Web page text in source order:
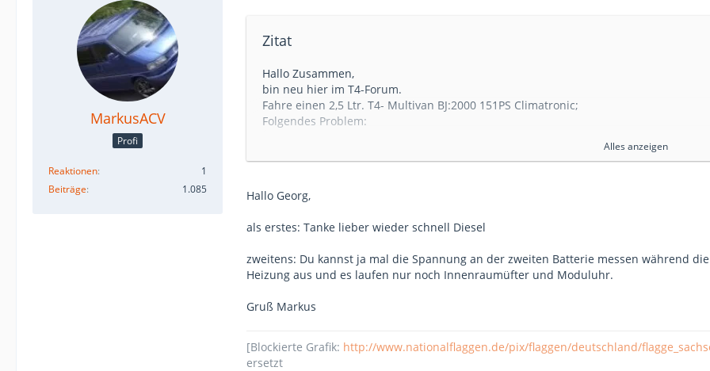
MarkusACV
Profi
Reaktionen
1
Beiträge
1.085
Zitat
Hallo Zusammen,
bin neu hier im T4-Forum.
Fahre einen 2,5 Ltr. T4- Multivan BJ:2000 151PS Climatronic;
Folgendes Problem:
Die Uhr läuft dabei weiter._ Heizer ist aus!
eingeschaltet .
Vielleicht ist die Zusatzbatterie (unter d.Fahrersitz) zu schwach?
Oder ein Temperaturfühler im Innenraum defekt?
Viele Grüße aus der Pfalz
Alles anzeigen
Hallo Georg,
als erstes: Tanke lieber wieder schnell Diesel
zweitens: Du kannst ja mal die Spannung an der zweiten Batterie messen während
Heizung aus und es laufen nur noch Innenraumüfter und Moduluhr.
Gruß Markus
[Blockierte Grafik: http://www.nationalflaggen.de/pix/flaggen/deutschland/
ersetzt